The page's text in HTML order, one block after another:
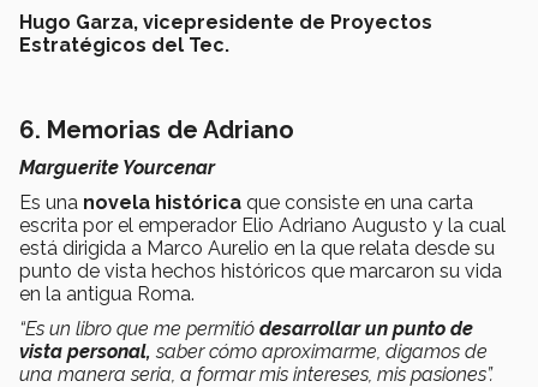
Hugo Garza, vicepresidente de Proyectos
Estratégicos del Tec.
6. Memorias de Adriano
Marguerite Yourcenar
Es una novela histórica que consiste en una carta
escrita por el emperador Elio Adriano Augusto y la cual
está dirigida a Marco Aurelio en la que relata desde su
punto de vista hechos históricos que marcaron su vida
en la antigua Roma.
“Es un libro que me permitió desarrollar un punto de
vista personal, saber cómo aproximarme, digamos de
una manera seria, a formar mis intereses, mis pasiones”.